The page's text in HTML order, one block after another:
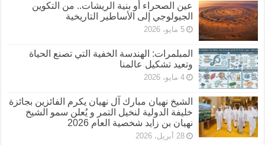
عين الصحراء أو بنية الريشات.. من التكوين
الجيولوجي إلى الأساطير التاريخية
5 مايو، 2026
المبلمرات: الهندسة الخفية التي تصنع الحياة
وتعيد تشكيل عالمنا
4 مايو، 2026
الشيخ نهيان مبارك آل نهيان يكرم الفائزين بجائزة
خليفة الدولية لنخيل التمر و يُعلن سمو الشيخ
نهيان بن زايد شخصية العام 2026
28 أبريل، 2026